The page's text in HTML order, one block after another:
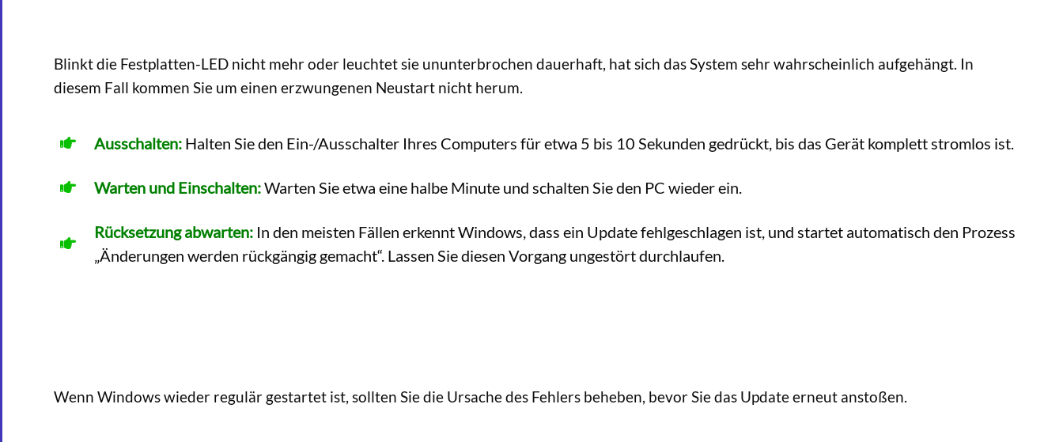
Blinkt die Festplatten-LED nicht mehr oder leuchtet sie ununterbrochen dauerhaft, hat sich das System sehr wahrscheinlich aufgehängt. In
diesem Fall kommen Sie um einen erzwungenen Neustart nicht herum.
Ausschalten: Halten Sie den Ein-/Ausschalter Ihres Computers für etwa 5 bis 10 Sekunden gedrückt, bis das Gerät komplett stromlos ist.
Warten und Einschalten:Warten Sie etwa eine halbe Minute und schalten Sie den PC wieder ein.
Rücksetzung abwarten:In den meisten Fällen erkennt Windows, dass ein Update fehlgeschlagen ist, und startet automatisch den Prozess
„Änderungen werden rückgängig gemacht“. Lassen Sie diesen Vorgang ungestört durchlaufen.
Wenn Windows wieder regulär gestartet ist, sollten Sie die Ursache des Fehlers beheben, bevor Sie das Update erneut anstoßen.